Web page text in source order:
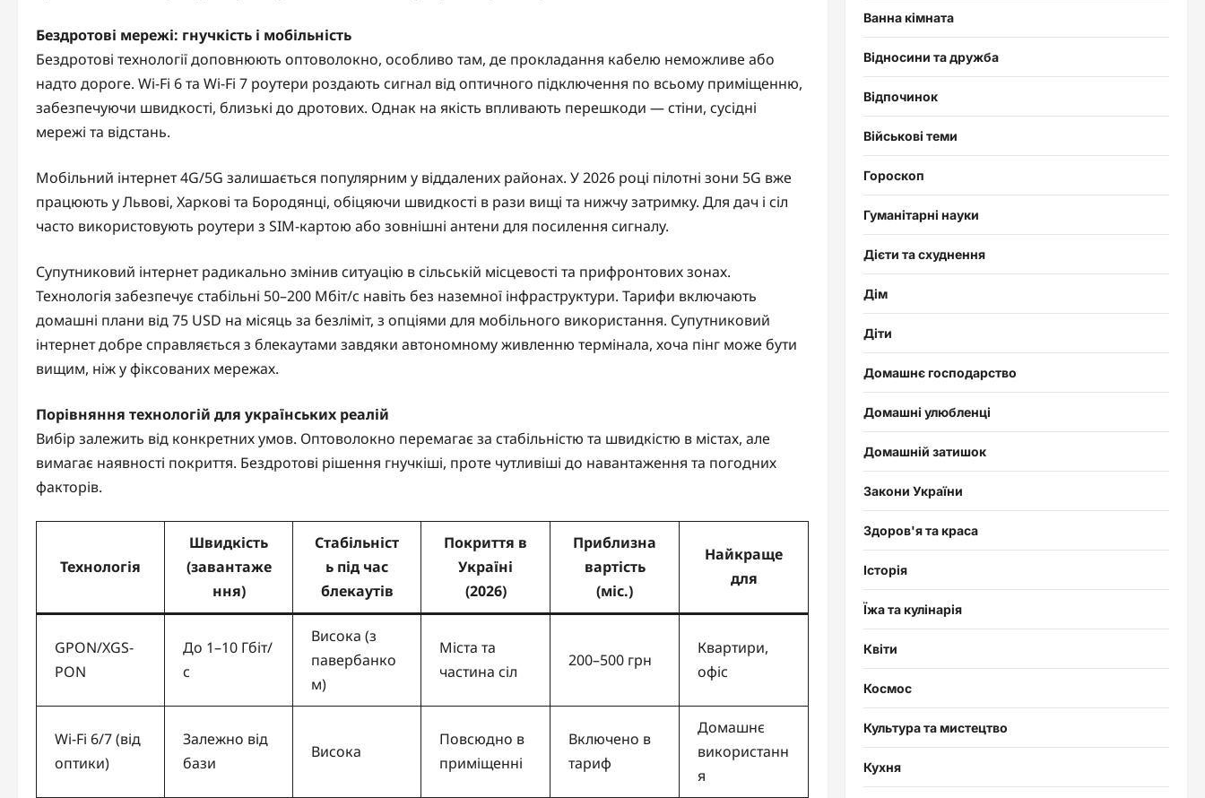
Бездротові мережі: гнучкість і мобільність
Бездротові технології доповнюють оптоволокно, особливо там, де прокладання кабелю неможливе або
надто дороге. Wi-Fi 6 та Wi-Fi 7 роутери роздають сигнал від оптичного підключення по всьому приміщенню,
забезпечуючи швидкості, близькі до дротових. Однак на якість впливають перешкоди — стіни, сусідні
мережі та відстань.
Мобільний інтернет 4G/5G залишається популярним у віддалених районах. У 2026 році пілотні зони 5G вже
працюють у Львові, Харкові та Бородянці, обіцяючи швидкості в рази вищі та нижчу затримку. Для дач і сіл
часто використовують роутери з SIM-картою або зовнішні антени для посилення сигналу.
Супутниковий інтернет радикально змінив ситуацію в сільській місцевості та прифронтових зонах.
Технологія забезпечує стабільні 50–200 Мбіт/с навіть без наземної інфраструктури. Тарифи включають
домашні плани від 75 USD на місяць за безліміт, з опціями для мобільного використання. Супутниковий
інтернет добре справляється з блекаутами завдяки автономному живленню термінала, хоча пінг може бути
вищим, ніж у фіксованих мережах.
Порівняння технологій для українських реалій
Вибір залежить від конкретних умов. Оптоволокно перемагає за стабільністю та швидкістю в містах, але
вимагає наявності покриття. Бездротові рішення гнучкіші, проте чутливіші до навантаження та погодних
факторів.
Технологія
Швидкість
(завантаже
ння)
Стабільніст
ь під час
блекаутів
Покриття в
Україні
(2026)
Приблизна
вартість
(міс.)
Найкраще
для
GPON/XGS-
PON
До 1–10 Гбіт/
с
Висока (з
павербанко
м)
Міста та
частина сіл
200–500 грн
Квартири,
офіс
Wi-Fi 6/7 (від
оптики)
Залежно від
бази
Висока
Повсюдно в
приміщенні
Включено в
тариф
Домашнє
використанн
я
Ванна кімната
Відносини та дружба
Відпочинок
Військові теми
Гороскоп
Гуманітарні науки
Дієти та схуднення
Дім
Діти
Домашнє господарство
Домашні улюбленці
Домашній затишок
Закони України
Здоров'я та краса
Історія
Їжа та кулінарія
Квіти
Космос
Культура та мистецтво
Кухня